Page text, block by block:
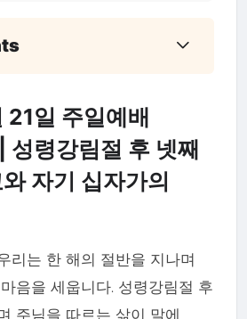
일 주일예배
성령강림절 후 넷째
자기 십자가의
리는 한 해의 절반을 지나며
음을 세웁니다. 성령강림절 후
주님을 따르는 삶이 말에